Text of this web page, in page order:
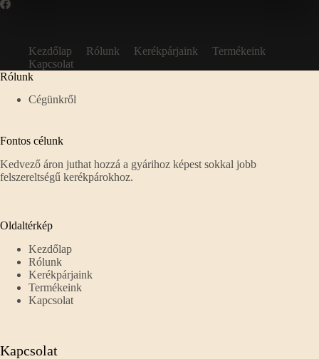
Kezdőlap Rólunk Kerékpárjaink
Termékeink
Kapcsolat
Rólunk
Cégünkről
Fontos célunk
Kedvező áron juthat hozzá a gyárihoz képest sokkal jobb
felszereltségű kerékpárokhoz.
Oldaltérkép
Kezdőlap
Rólunk
Kerékpárjaink
Termékeink
Kapcsolat
Kapcsolat